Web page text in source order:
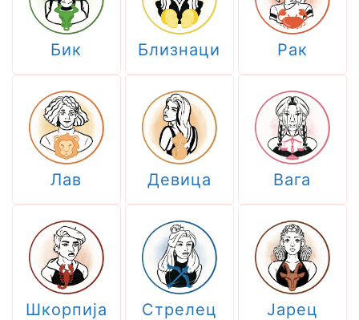
Бик Близнаци Рак
Лав Девица Вага
Шкорпија Стрелец Јарец